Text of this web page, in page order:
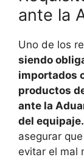
ante la
Uno de los
siendo
importados
productos
ante la
del equipaje.
asegurar
evitar el mal